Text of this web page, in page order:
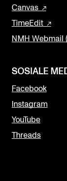
Canvas
TimeEdit
NMH Webmail
SOSIALE
Facebook
Instagram
YouTube
Threads